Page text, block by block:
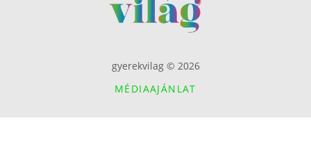
gyerekvilag © 2026
MÉDIAAJÁNLAT